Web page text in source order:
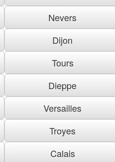
Nevers
Dijon
Tours
Dieppe
Versailles
Troyes
Calais